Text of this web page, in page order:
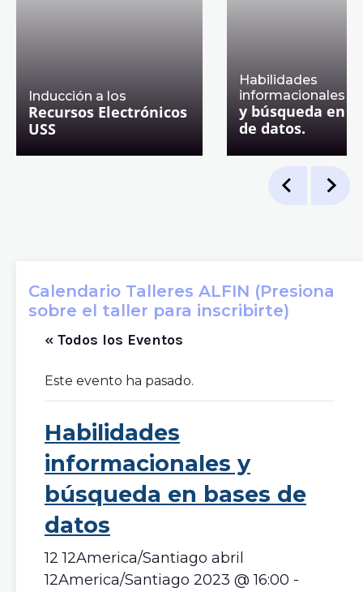
Inducción a los
Recursos Electrónicos
USS
Habilidades
informacionales
y búsqueda en
de datos.
Calendario Talleres ALFIN (Presiona
sobre el taller para inscribirte)
« Todos los Eventos
Este evento ha pasado.
Habilidades
informacionales y
búsqueda en bases de
datos
12 12America/Santiago abril
12America/Santiago 2023 @ 16:00 -